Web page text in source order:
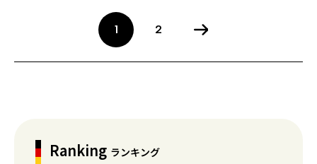
1 2
Ranking ランキング